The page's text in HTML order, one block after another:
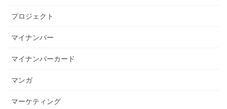
プロジェクト
マイナンバー
マイナンバーカード
マンガ
マーケティング